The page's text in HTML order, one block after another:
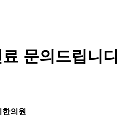
천
문의드립니
한의원